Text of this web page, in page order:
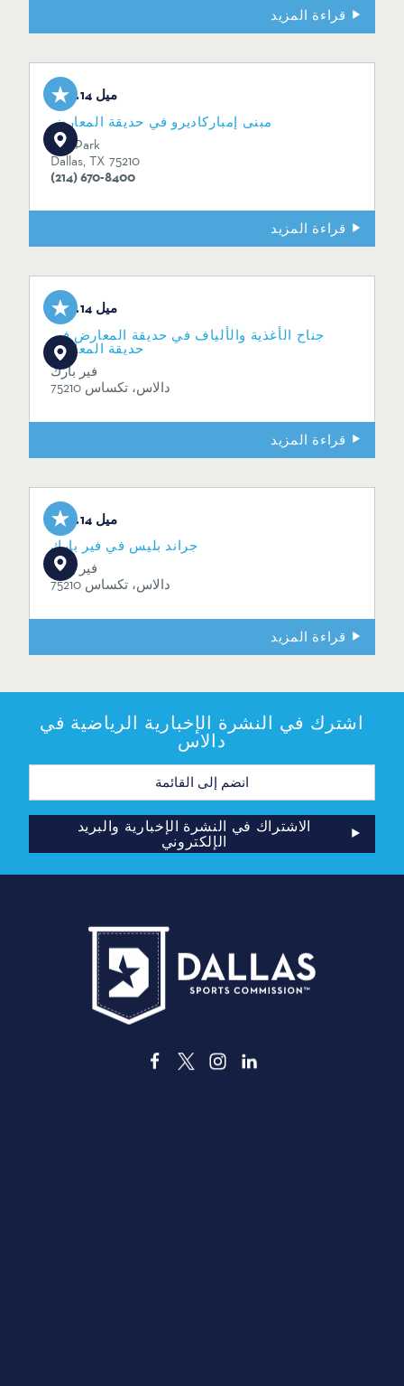
قراءة المزيد
0.14 ميل
مبنى إمباركاديرو في حديقة المعارض
Fair Park
Dallas, TX 75210
(214) 670-8400
قراءة المزيد
0.14 ميل
جناح الأغذية والألياف في حديقة المعارض في
حديقة المعارض
فير بارك
دالاس، تكساس 75210
قراءة المزيد
0.14 ميل
جراند بليس في فير بارك
فير بارك
دالاس، تكساس 75210
قراءة المزيد
اشترك في النشرة الإخبارية الرياضية في
دالاس
عنوان
الإلكتروني
الاشتراك في النشرة الإخبارية والبريد
الإلكتروني